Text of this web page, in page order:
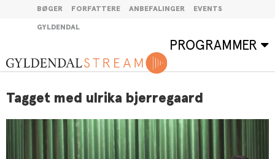
BØGER FORFATTERE ANBEFALINGER EVENTS
GYLDENDAL
PROGRAMMER
Tagget med ulrika bjerregaard